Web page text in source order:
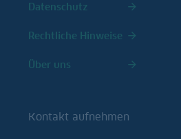
Datenschutz
Rechtliche Hinweise
Über uns
Kontakt aufnehmen